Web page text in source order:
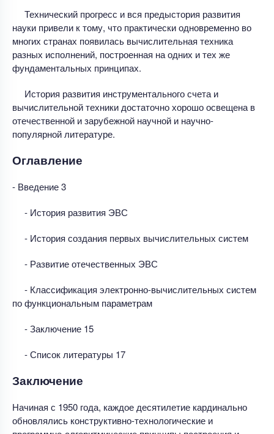
Технический прогресс и вся предыстория развития
науки привели к тому, что практически одновременно во
многих странах появилась вычислительная техника
разных исполнений, построенная на одних и тех же
фундаментальных принципах.
История развития инструментального счета и
вычислительной техники достаточно хорошо освещена в
отечественной и зарубежной научной и научно-
популярной литературе.
Оглавление
- Введение 3
- История развития ЭВС
- История создания первых вычислительных систем
- Развитие отечественных ЭВС
- Классификация электронно-вычислительных систем
по функциональным параметрам
- Заключение 15
- Список литературы 17
Заключение
Начиная с 1950 года, каждое десятилетие кардинально
обновлялись конструктивно-технологические и